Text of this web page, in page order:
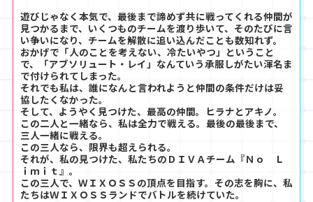
遊びじゃなく本気で、最後まで諦めず共に戦ってくれる仲間が
見つかるまで、いくつものチームを渡り歩いて、そのたびに言
い争いになり、チームを解散に追い込んだことも数知れず。
おかげで「人のことを考えない、冷たいやつ」ということ
で、「アブソリュート・レイ」なんていう承服しがたい渾名ま
で付けられてしまった。
それでも私は、誰になんと言われようと仲間の条件だけは妥
協したくなかった。
そして、ようやく見つけた、最高の仲間。ヒラナとアキノ。
この二人と一緒なら、私は全力で戦える。最後の最後まで、
三人一緒に戦える。
この三人なら、限界も超えられる。
それが、私の見つけた、私たちのＤＩＶＡチーム『Ｎｏ Ｌ
ｉｍｉｔ』。
この三人で、ＷＩＸＯＳＳの頂点を目指す。その志を胸に、私
たちはＷＩＸＯＳＳランドでバトルを続けていた。